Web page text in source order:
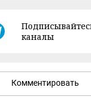
каналы
Комментировать